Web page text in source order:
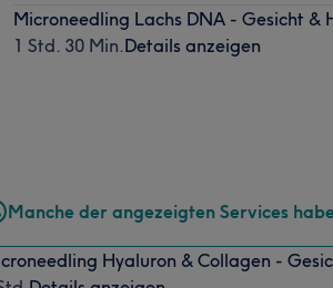
Microneedling Lachs DNA - Gesicht &
1 Std. 30 Min.Details anzeigen
Manche der angezeigten Services
Hyaluron & Collagen -